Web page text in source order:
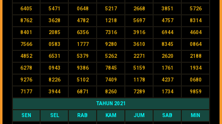
6405 5471 0648 5217 2668 3851 5726
8762 3628 4782 1218 5697 4757 8314
8401 2085 6356 7316 3916 6944 4604
7566 0583 1777 9280 3610 8345 0864
4852 6531 5379 5262 2271 2620 2188
6278 0943 9386 7845 5159 1761 1934
9276 8226 5102 7409 1178 4237 0680
7177 3944 6871 8260 7289 1734 9859
TAHUN 2021
SEN SEL RAB KAM JUM SAB MIN